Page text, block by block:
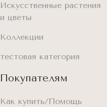
Искусственные растения
и цветы
Коллекции
тестовая категория
Покупателям
Как купить/Помощь